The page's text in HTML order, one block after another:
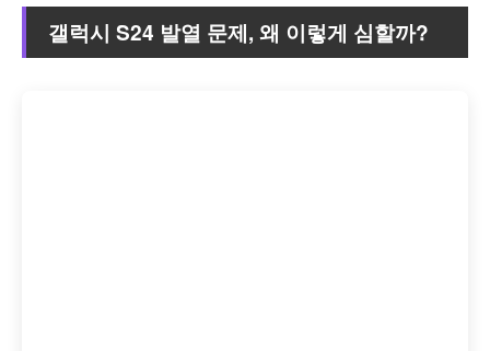
갤럭시 S24 발열 문제, 왜 이렇게 심할까?